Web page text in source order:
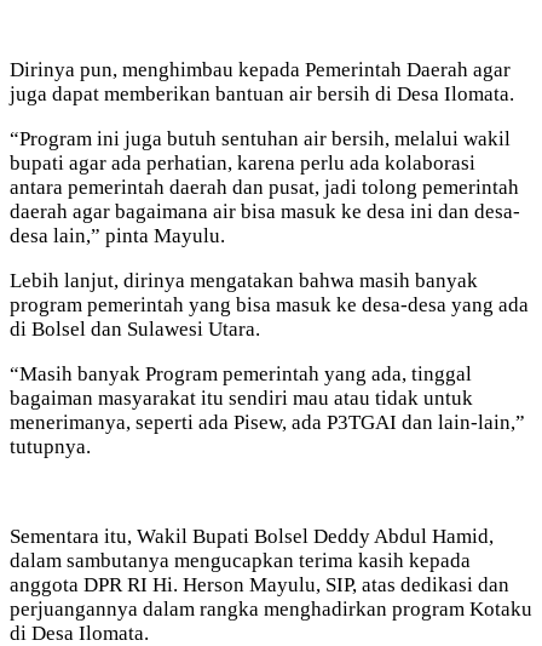
Dirinya pun, menghimbau kepada Pemerintah Daerah agar
juga dapat memberikan bantuan air bersih di Desa Ilomata.
“Program ini juga butuh sentuhan air bersih, melalui wakil
bupati agar ada perhatian, karena perlu ada kolaborasi
antara pemerintah daerah dan pusat, jadi tolong pemerintah
daerah agar bagaimana air bisa masuk ke desa ini dan desa-
desa lain,” pinta Mayulu.
Lebih lanjut, dirinya mengatakan bahwa masih banyak
program pemerintah yang bisa masuk ke desa-desa yang ada
di Bolsel dan Sulawesi Utara.
“Masih banyak Program pemerintah yang ada, tinggal
bagaiman masyarakat itu sendiri mau atau tidak untuk
menerimanya, seperti ada Pisew, ada P3TGAI dan lain-lain,”
tutupnya.
Sementara itu, Wakil Bupati Bolsel Deddy Abdul Hamid,
dalam sambutanya mengucapkan terima kasih kepada
anggota DPR RI Hi. Herson Mayulu, SIP, atas dedikasi dan
perjuangannya dalam rangka menghadirkan program Kotaku
di Desa Ilomata.